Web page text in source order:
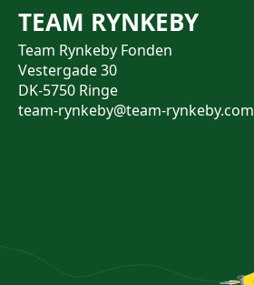
TEAM RYNKEBY
Team Rynkeby Fonden
Vestergade 30
DK-5750 Ringe
team-rynkeby@team-rynkeby.com